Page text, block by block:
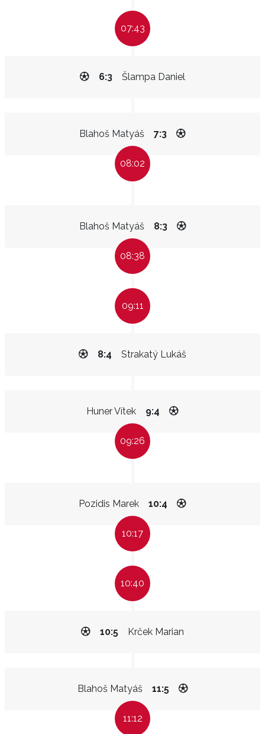
07:43
Šlampa Daniel
6:3
Blahoš Matyáš 7:3
08:02
Blahoš Matyáš 8:3
08:38
09:11
Strakatý Lukáš
8:4
Huner Vítek 9:4
09:26
Pozidis Marek 10:4
10:17
10:40
Krček Marian
10:5
Blahoš Matyáš 11:5
11:12